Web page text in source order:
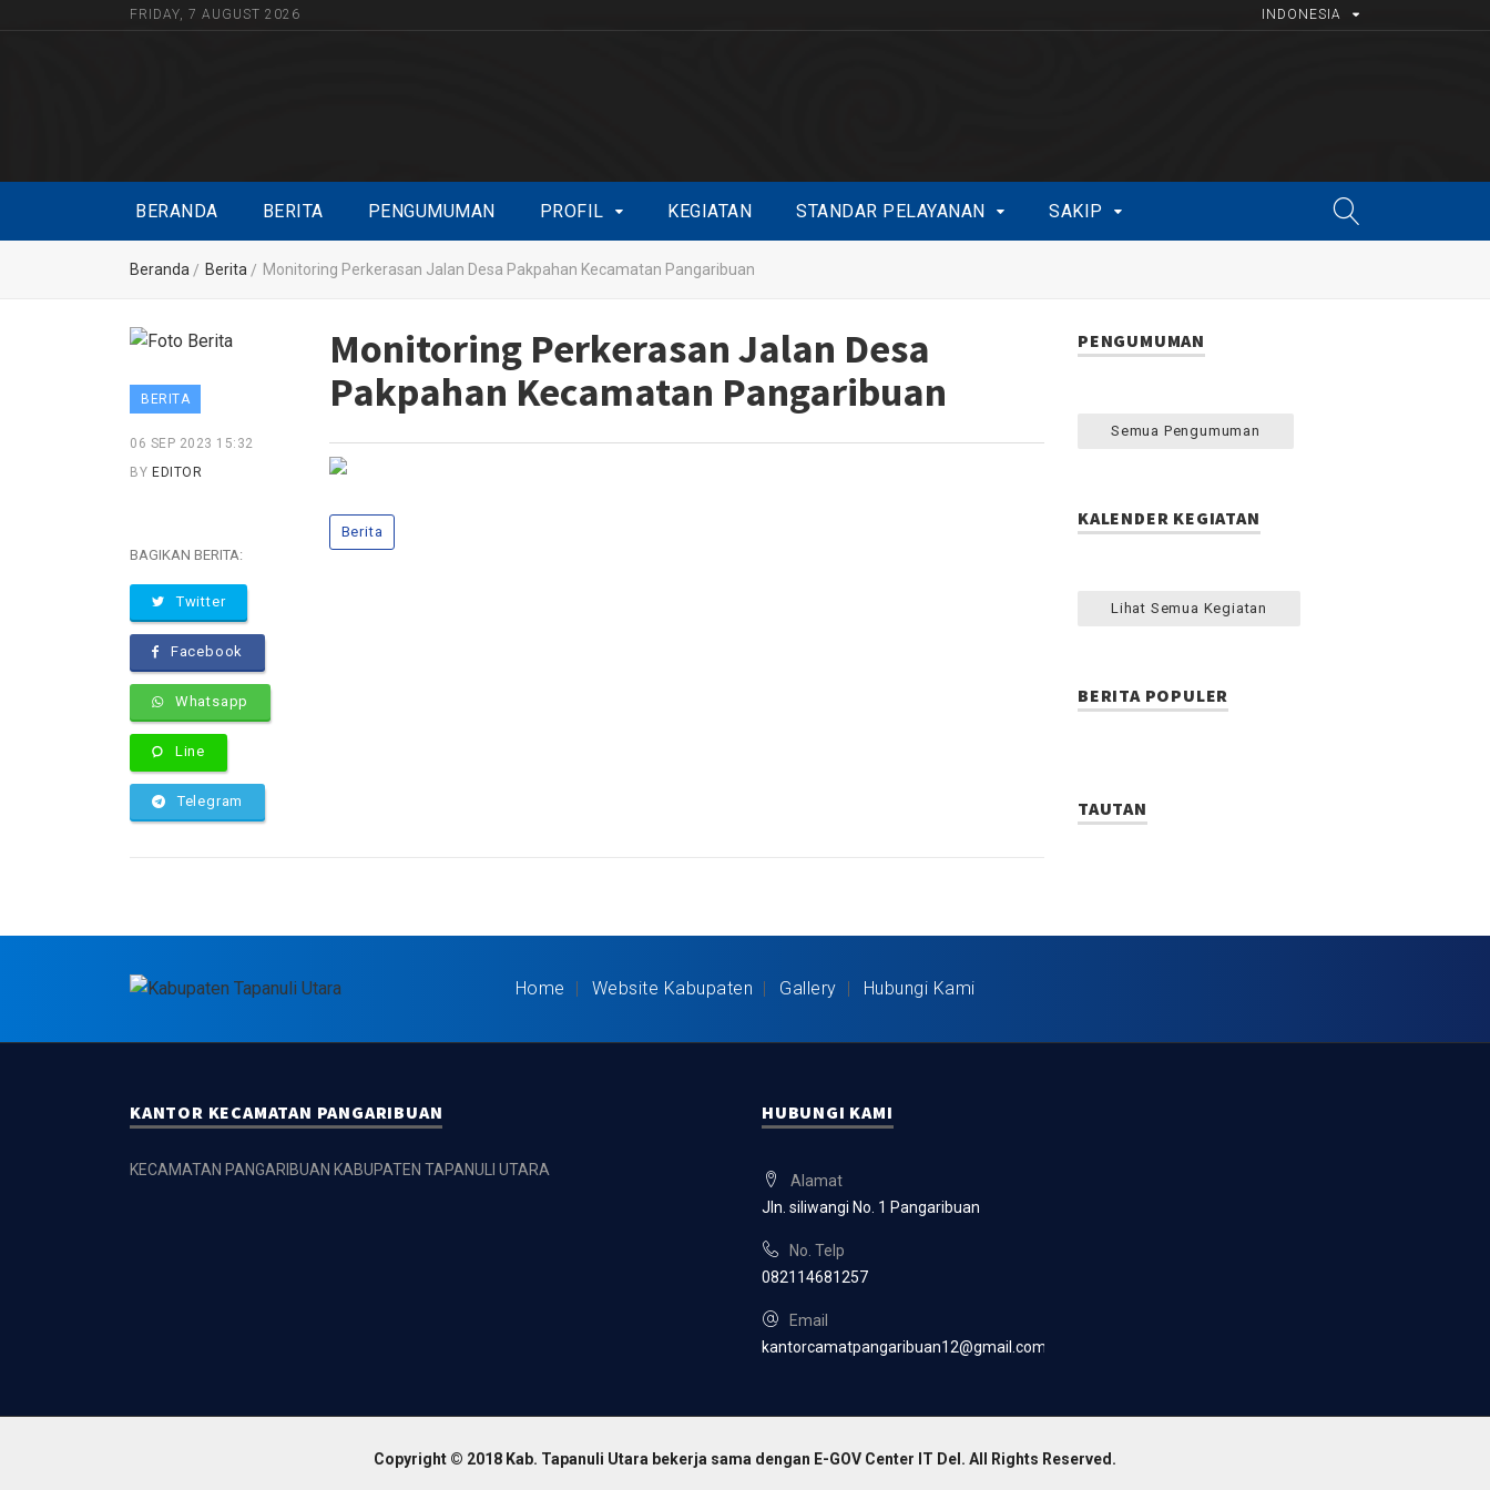
FRIDAY, 7 AUGUST 2026 INDONESIA
BERANDA BERITA PENGUMUMAN PROFIL KEGIATAN STANDAR PELAYANAN SAKIP
Beranda Berita Monitoring Perkerasan Jalan Desa Pakpahan Kecamatan Pangaribuan
BERITA
06 SEP 2023 15:32
BY EDITOR
BAGIKAN BERITA:
Twitter
Facebook
Whatsapp
Line
Telegram
Monitoring Perkerasan Jalan Desa
Pakpahan Kecamatan Pangaribuan
Berita
PENGUMUMAN
Semua Pengumuman
KALENDER KEGIATAN
Lihat Semua Kegiatan
BERITA POPULER
TAUTAN
Home Website Kabupaten Gallery Hubungi Kami
KANTOR KECAMATAN PANGARIBUAN
KECAMATAN PANGARIBUAN KABUPATEN TAPANULI UTARA
HUBUNGI KAMI
Alamat
Jln. siliwangi No. 1 Pangaribuan
No. Telp
082114681257
Email
kantorcamatpangaribuan12@gmail.com
Copyright © 2018 Kab. Tapanuli Utara bekerja sama dengan E-GOV Center IT Del. All Rights Reserved.